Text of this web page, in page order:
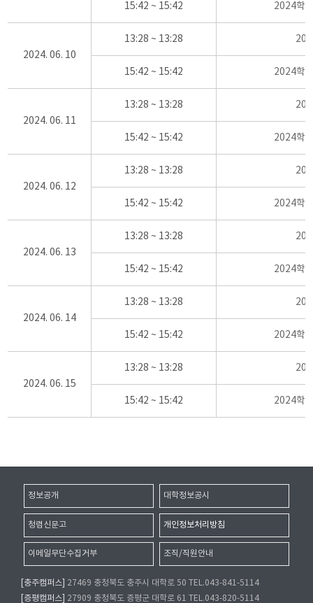
15:42 ~ 15:42 2024학
2024. 06. 10
13:28 ~ 13:28
15:42 ~ 15:42 2024학
2024. 06. 11
13:28 ~ 13:28
15:42 ~ 15:42 2024학
2024. 06. 12
13:28 ~ 13:28
15:42 ~ 15:42 2024학
2024. 06. 13
13:28 ~ 13:28
15:42 ~ 15:42 2024학
2024. 06. 14
13:28 ~ 13:28
15:42 ~ 15:42 2024학
2024. 06. 15
13:28 ~ 13:28
15:42 ~ 15:42 2024학
정보공개 대학정보공시
청렴신문고 개인정보처리방침
이메일무단수집거부 조직/직원안내
[충주캠퍼스]
27469 충청북도 충주시 대학로 50 TEL.043-841-5114
[증평캠퍼스]
27909 충청북도 증평군 대학로 61 TEL.043-820-5114